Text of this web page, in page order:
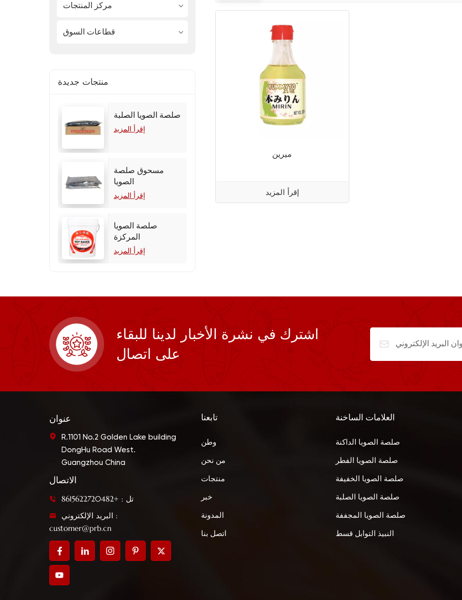
مركز المنتجات
قطاعات السوق
منتجات جديدة
صلصة الصويا الصلبة
إقرأ المزيد
مسحوق صلصة
الصويا
إقرأ المزيد
صلصة الصويا
المركزة
إقرأ المزيد
ميرين
إقرأ المزيد
اشترك في نشرة الأخبار لدينا للبقاء
على اتصال
عنوان
R.1101 No.2 Golden Lake building
DongHu Road West.
Guangzhou China
الاتصال
تل : +8615622720482
البريد الإلكتروني :
customer@prb.cn
تابعنا
وطن
من نحن
منتجات
خبر
المدونة
اتصل بنا
العلامات الساخنة
صلصة الصويا الداكنة
صلصة الصويا الفطر
صلصة الصويا الخفيفة
صلصة الصويا الصلبة
صلصة الصويا المجففة
النبيذ التوابل قسط